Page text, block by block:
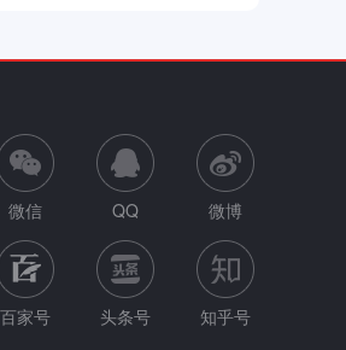
微信 QQ 微博
百家号 头条号 知乎号